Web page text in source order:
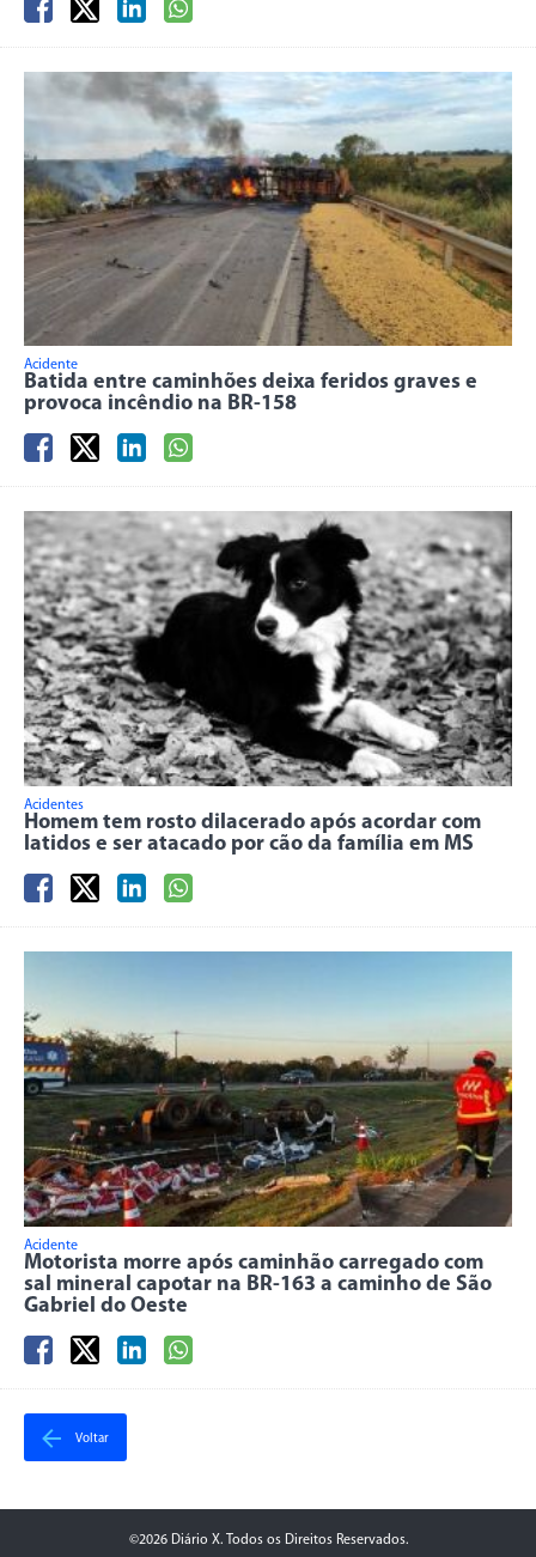
Acidente
Batida entre caminhões deixa feridos graves e
provoca incêndio na BR-158
Acidentes
Homem tem rosto dilacerado após acordar com
latidos e ser atacado por cão da família em MS
Acidente
Motorista morre após caminhão carregado com
sal mineral capotar na BR-163 a caminho de São
Gabriel do Oeste
Voltar
©2026 Diário X. Todos os Direitos Reservados.